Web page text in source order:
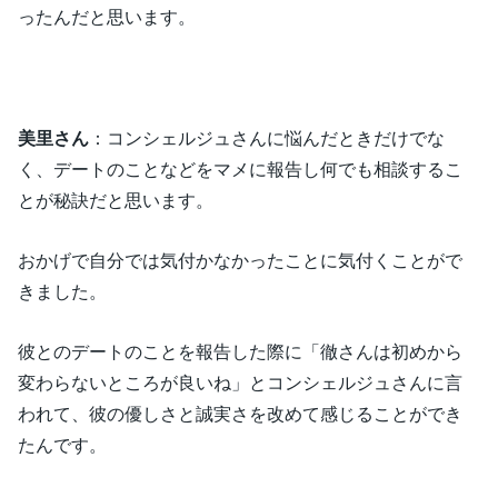
ったんだと思います。
美里さん ：コンシェルジュさんに悩んだときだけでな
く、デートのことなどをマメに報告し何でも相談するこ
とが秘訣だと思います。
おかげで自分では気付かなかったことに気付くことがで
きました。
彼とのデートのことを報告した際に「徹さんは初めから
変わらないところが良いね」とコンシェルジュさんに言
われて、彼の優しさと誠実さを改めて感じることができ
たんです。